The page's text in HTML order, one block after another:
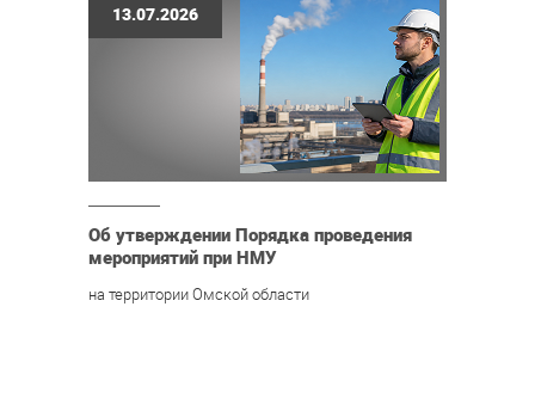
13.07.2026
Об утверждении Порядка проведения
мероприятий при НМУ
на территории Омской области